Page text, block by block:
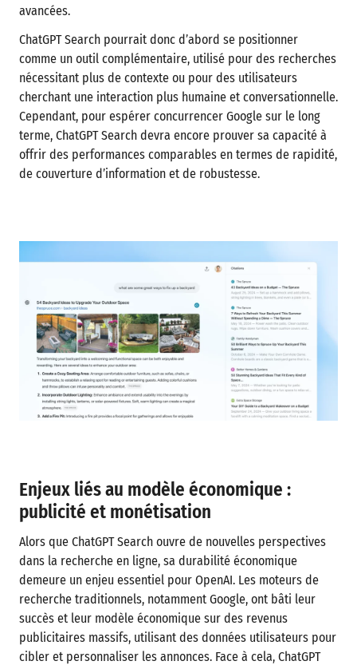
avancées.
ChatGPT Search pourrait donc d’abord se positionner
comme un outil complémentaire, utilisé pour des recherches
nécessitant plus de contexte ou pour des utilisateurs
cherchant une interaction plus humaine et conversationnelle.
Cependant, pour espérer concurrencer Google sur le long
terme, ChatGPT Search devra encore prouver sa capacité à
offrir des performances comparables en termes de rapidité,
de couverture d’information et de robustesse.
Enjeux liés au modèle économique :
publicité et monétisation
Alors que ChatGPT Search ouvre de nouvelles perspectives
dans la recherche en ligne, sa durabilité économique
demeure un enjeu essentiel pour OpenAI. Les moteurs de
recherche traditionnels, notamment Google, ont bâti leur
succès et leur modèle économique sur des revenus
publicitaires massifs, utilisant des données utilisateurs pour
cibler et personnaliser les annonces. Face à cela, ChatGPT